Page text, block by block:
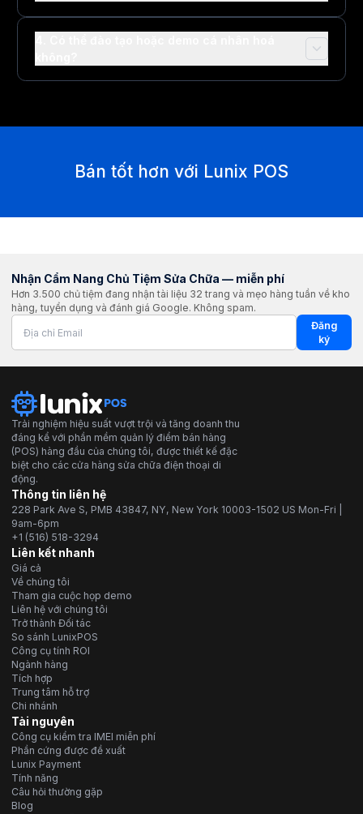
Bán tốt hơn với Lunix POS
Nhận Cẩm Nang Chủ Tiệm Sửa Chữa — miễn phí
Hơn 3.500 chủ tiệm đang nhận tài liệu 32 trang và mẹo hàng tuần về kho
hàng, tuyển dụng và đánh giá Google. Không spam.
Đăng
ký
Trải nghiệm hiệu suất vượt trội và tăng doanh thu
đáng kể với phần mềm quản lý điểm bán hàng
(POS) hàng đầu của chúng tôi, được thiết kế đặc
biệt cho các cửa hàng sửa chữa điện thoại di
động.
Thông tin liên hệ
228 Park Ave S, PMB 43847, NY, New York 10003-1502 US Mon-Fri |
9am-6pm
+1 (516) 518-3294
Liên kết nhanh
Giá cả
Về chúng tôi
Tham gia cuộc họp demo
Liên hệ với chúng tôi
Trở thành Đối tác
So sánh LunixPOS
Công cụ tính ROI
Ngành hàng
Tích hợp
Trung tâm hỗ trợ
Chi nhánh
Tài nguyên
Công cụ kiểm tra IMEI miễn phí
Phần cứng được đề xuất
Lunix Payment
Tính năng
Câu hỏi thường gặp
Blog